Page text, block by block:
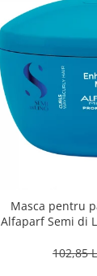
Masca pentru
Alfaparf Semi di
102,85